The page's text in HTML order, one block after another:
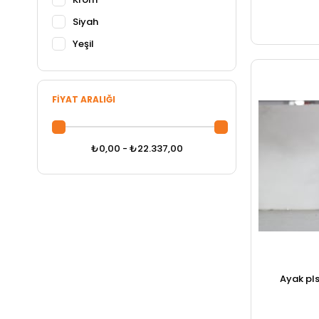
Siyah
Yeşil
FIYAT ARALIĞI
₺0,00 - ₺22.337,00
Ayak